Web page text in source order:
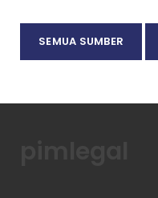
SEMUA SUMBER